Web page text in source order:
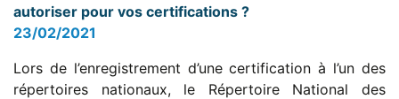
autoriser pour vos certifications ?
23/02/2021
Lors de l’enregistrement d’une certification à l’un des
répertoires nationaux, le Répertoire National des